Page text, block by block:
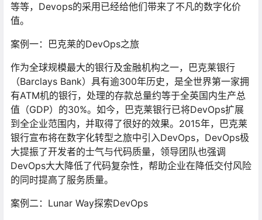
等等，Devops的采用已经给他们带来了不凡的数字化价
值。
案例一：巴克莱的DevOps之旅
作为全球规模最大的银行及金融机构之一，巴克莱银行
（Barclays Bank）具有逾300年历史，是全世界第一家拥
有ATM机的银行，处理的存款总量约等于全英国内生产总
值（GDP）的30%。如今，巴克莱银行已将DevOps扩展
到全企业范围内，并取得了很好的效果。2015年，巴克莱
银行宣布将在数字化转型之旅中引入DevOps，DevOps极
大提振了开发者的士气与代码质量，领导团队也强调
DevOps大大降低了代码复杂性，帮助企业在降低交付风险
的同时提高了服务质量。
案例二：Lunar Way探索DevOps